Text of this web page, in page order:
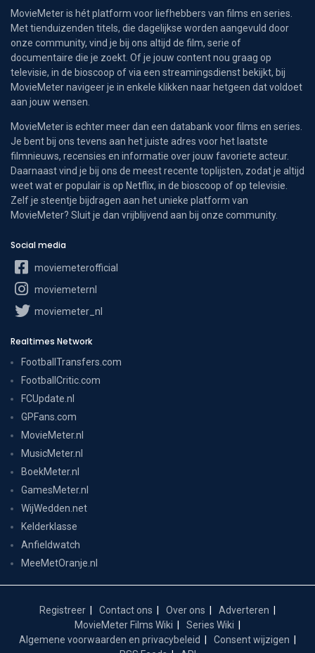
MovieMeter is hét platform voor liefhebbers van films en series.
Met tienduizenden titels, die dagelijkse worden aangevuld door
onze community, vind je bij ons altijd de film, serie of
documentaire die je zoekt. Of je jouw content nou graag op
televisie, in de bioscoop of via een streamingsdienst bekijkt, bij
MovieMeter navigeer je in enkele klikken naar hetgeen dat voldoet
aan jouw wensen.
MovieMeter is echter meer dan een databank voor films en series.
Je bent bij ons tevens aan het juiste adres voor het laatste
filmnieuws, recensies en informatie over jouw favoriete acteur.
Daarnaast vind je bij ons de meest recente toplijsten, zodat je altijd
weet wat er populair is op Netflix, in de bioscoop of op televisie.
Zelf je steentje bijdragen aan het unieke platform van
MovieMeter? Sluit je dan vrijblijvend aan bij onze community.
Social media
moviemeterofficial
moviemeternl
moviemeter_nl
Realtimes Network
FootballTransfers.com
FootballCritic.com
FCUpdate.nl
GPFans.com
MovieMeter.nl
MusicMeter.nl
BoekMeter.nl
GamesMeter.nl
WijWedden.net
Kelderklasse
Anfieldwatch
MeeMetOranje.nl
Registreer Contact ons Over ons
Adverteren
MovieMeter Films Wiki
Series Wiki
Algemene voorwaarden en privacybeleid
Consent wijzigen